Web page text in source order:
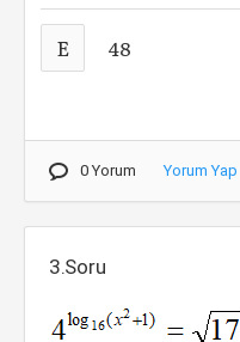
E 48
0 Yorum Yorum Yap
3.Soru